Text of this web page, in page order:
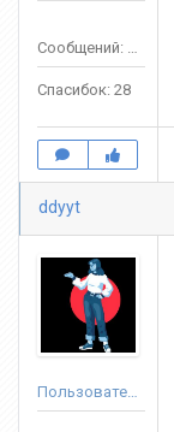
Сообщений: 132
Спасибок: 28
ddyyt
Пользователь